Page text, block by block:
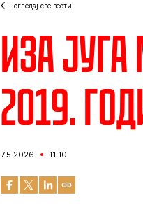
Погледај све вести
Иза
2019.
7.5.2026 11:10